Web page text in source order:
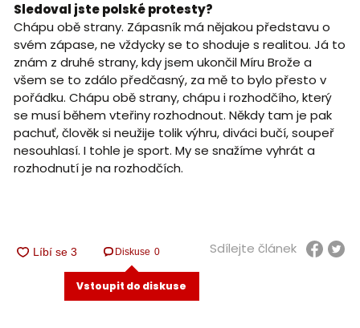
Sledoval jste polské protesty?
Chápu obě strany. Zápasník má nějakou představu o
svém zápase, ne vždycky se to shoduje s realitou. Já to
znám z druhé strany, kdy jsem ukončil Míru Brože a
všem se to zdálo předčasný, za mě to bylo přesto v
pořádku. Chápu obě strany, chápu i rozhodčího, který
se musí během vteřiny rozhodnout. Někdy tam je pak
pachuť, člověk si neužije tolik výhru, diváci bučí, soupeř
nesouhlasí. I tohle je sport. My se snažíme vyhrát a
rozhodnutí je na rozhodčích.
Diskuse 0
Vstoupit do diskuse
Sdílejte článek